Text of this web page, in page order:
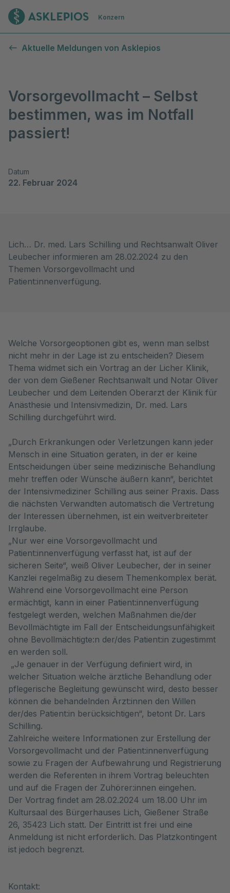
Zur Startseite
Konzern
Aktuelle Meldungen von Asklepios
Vorsorgevollmacht – Selbst
bestimmen, was im Notfall
passiert!
Datum
22. Februar 2024
Lich… Dr. med. Lars Schilling und Rechtsanwalt Oliver
Leubecher informieren am 28.02.2024 zu den
Themen Vorsorgevollmacht und
Patient:innenverfügung.
Welche Vorsorgeoptionen gibt es, wenn man selbst
nicht mehr in der Lage ist zu entscheiden? Diesem
Thema widmet sich ein Vortrag an der Licher Klinik,
der von dem Gießener Rechtsanwalt und Notar Oliver
Leubecher und dem Leitenden Oberarzt der Klinik für
Anästhesie und Intensivmedizin, Dr. med. Lars
Schilling durchgeführt wird.
„Durch Erkrankungen oder Verletzungen kann jeder
Mensch in eine Situation geraten, in der er keine
Entscheidungen über seine medizinische Behandlung
mehr treffen oder Wünsche äußern kann“, berichtet
der Intensivmediziner Schilling aus seiner Praxis. Dass
die nächsten Verwandten automatisch die Vertretung
der Interessen übernehmen, ist ein weitverbreiteter
Irrglaube.
„Nur wer eine Vorsorgevollmacht und
Patient:innenverfügung verfasst hat, ist auf der
sicheren Seite“, weiß Oliver Leubecher, der in seiner
Kanzlei regelmäßig zu diesem Themenkomplex berät.
Während eine Vorsorgevollmacht eine Person
ermächtigt, kann in einer Patient:innenverfügung
festgelegt werden, welchen Maßnahmen die/der
Bevollmächtigte im Fall der Entscheidungsunfähigkeit
ohne Bevollmächtigte:n der/des Patient:in zugestimmt
en werden soll.
„Je genauer in der Verfügung definiert wird, in
welcher Situation welche ärztliche Behandlung oder
pflegerische Begleitung gewünscht wird, desto besser
können die behandelnden Ärzt:innen den Willen
der/des Patient:in berücksichtigen“, betont Dr. Lars
Schilling.
Zahlreiche weitere Informationen zur Erstellung der
Vorsorgevollmacht und der Patient:innenverfügung
sowie zu Fragen der Aufbewahrung und Registrierung
werden die Referenten in ihrem Vortrag beleuchten
und auf die Fragen der Zuhörer:innen eingehen.
Der Vortrag findet am 28.02.2024 um 18.00 Uhr im
Kultursaal des Bürgerhauses Lich, Gießener Straße
26, 35423 Lich statt. Der Eintritt ist frei und eine
Anmeldung ist nicht erforderlich. Das Platzkontingent
ist jedoch begrenzt.
Kontakt: